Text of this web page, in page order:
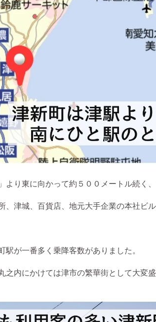
より東に向かって約５００メートル続く
、津城、百貨店、地元大手企業の本社ビ
が一番多く乗降客数がありました。
之内にかけては津市の繁華街として大変